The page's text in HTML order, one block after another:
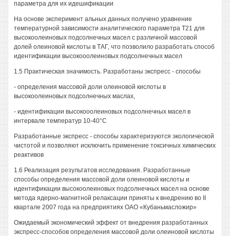
параметра для их идешификации
На основе эксперимент альных данных получено уравнение
температурной зависимости аналитического параметра Т21 для
высокоолеиновых подсолнечных масел с различной массовой
долей олеиновой кислоты в ТАГ, что позволило разработать способ
идентификации высокооолеиновых подсолнечных масел
1.5 Практическая значимость. Разработаны экспресс - способы
- определения массовой доли олеиновой кислоты в
высокоолеиновых подсолнечных маслах,
- идентификации высокооолеиновых подсолнечных масел в
интервале температур 10-40°С
Разработанные экспресс - способы характеризуются экологической
чистотой и позволяют исключить применение токсичных химических
реактивов
1.6 Реализация результатов исследования. Разработанные
способы определения массовой доли олеиновой кислоты и
идентификации высокоолеиновых подсолнечных масел на основе
метода ядерно-магнитной релаксации приняты к внедрению во II
квартале 2007 года на предприятиях ОАО «Кубаньмасложир»
Ожидаемый экономический эффект от внедрения разработанных
экспресс-способов определения массовой доли олеиновой кислоты